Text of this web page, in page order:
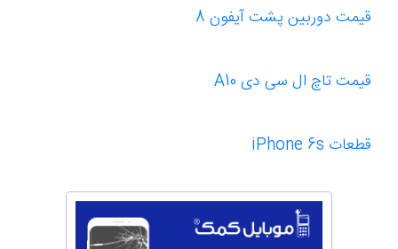
قیمت دوربین پشت آیفون 8
قیمت تاچ ال سی دی A10
قطعات iPhone 6s